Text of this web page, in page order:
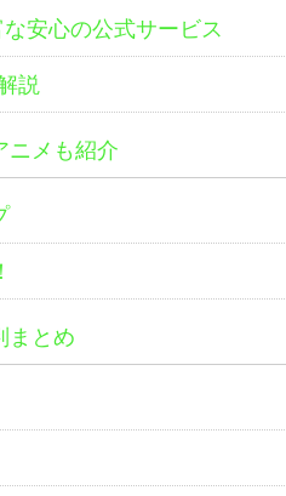
安心の公式サービス
説
ニメも紹介
まとめ